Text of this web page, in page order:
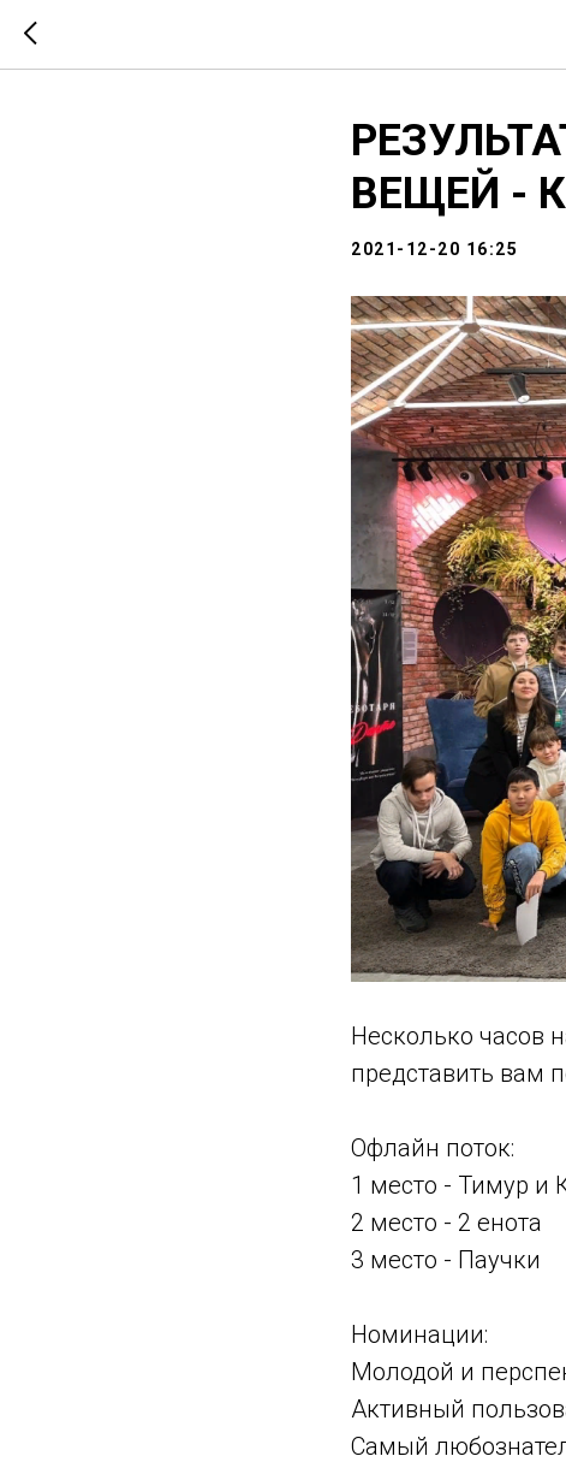
ВЕЩЕЙ -
2021-12-20 16:25
Несколько часов
представить вам
Офлайн поток:
1 место - Тимур и
2 место - 2 енота
3 место - Паучки
Номинации:
Молодой и
Активный
Самый